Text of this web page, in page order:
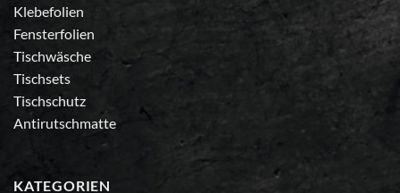
Klebefolien
Fensterfolien
Tischwäsche
Tischsets
Tischschutz
Antirutschmatte
KATEGORIEN